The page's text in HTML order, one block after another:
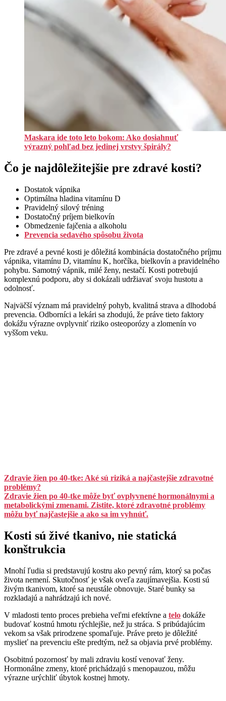
Maskara ide toto leto bokom: Ako dosiahnuť
výrazný pohľad bez jedinej vrstvy špirály?
Čo je najdôležitejšie pre zdravé kosti?
Dostatok vápnika
Optimálna hladina vitamínu D
Pravidelný silový tréning
Dostatočný príjem bielkovín
Obmedzenie fajčenia a alkoholu
Prevencia sedavého spôsobu života
Pre zdravé a pevné kosti je dôležitá kombinácia dostatočného príjmu
vápnika, vitamínu D, vitamínu K, horčíka, bielkovín a pravidelného
pohybu. Samotný vápnik, milé ženy, nestačí. Kosti potrebujú
komplexnú podporu, aby si dokázali udržiavať svoju hustotu a
odolnosť.
Najväčší význam má pravidelný pohyb, kvalitná strava a dlhodobá
prevencia. Odborníci a lekári sa zhodujú, že práve tieto faktory
dokážu výrazne ovplyvniť riziko osteoporózy a zlomenín vo
vyššom veku.
Zdravie žien po 40-tke: Aké sú riziká a najčastejšie zdravotné
problémy?
Zdravie žien po 40-tke môže byť ovplyvnené hormonálnymi a
metabolickými zmenami. Zistite, ktoré zdravotné problémy
môžu byť najčastejšie a ako sa im vyhnúť.
Kosti sú živé tkanivo, nie statická
konštrukcia
Mnohí ľudia si predstavujú kostru ako pevný rám, ktorý sa počas
života nemení. Skutočnosť je však oveľa zaujímavejšia. Kosti sú
živým tkanivom, ktoré sa neustále obnovuje. Staré bunky sa
rozkladajú a nahrádzajú ich nové.
V mladosti tento proces prebieha veľmi efektívne a telo dokáže
budovať kostnú hmotu rýchlejšie, než ju stráca. S pribúdajúcim
vekom sa však prirodzene spomaľuje. Práve preto je dôležité
myslieť na prevenciu ešte predtým, než sa objavia prvé problémy.
Osobitnú pozornosť by mali zdraviu kostí venovať ženy.
Hormonálne zmeny, ktoré prichádzajú s menopauzou, môžu
výrazne urýchliť úbytok kostnej hmoty.